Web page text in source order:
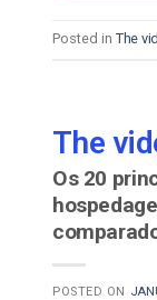
Posted in The
The
Os 20
POSTED ON